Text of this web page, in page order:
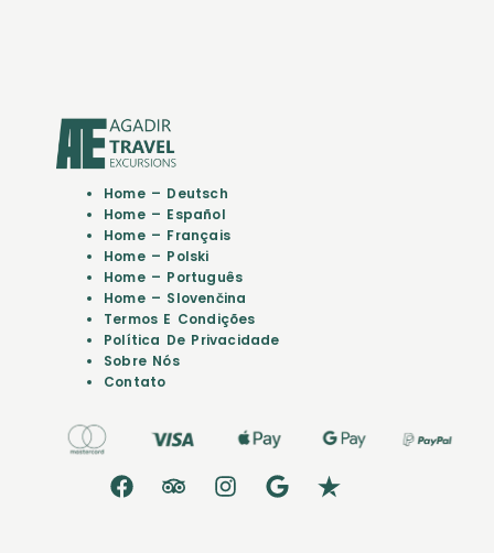
Home – Deutsch
Home – Español
Home – Français
Home – Polski
Home – Português
Home – Slovenčina
Termos E Condições
Política De Privacidade
Sobre Nós
Contato